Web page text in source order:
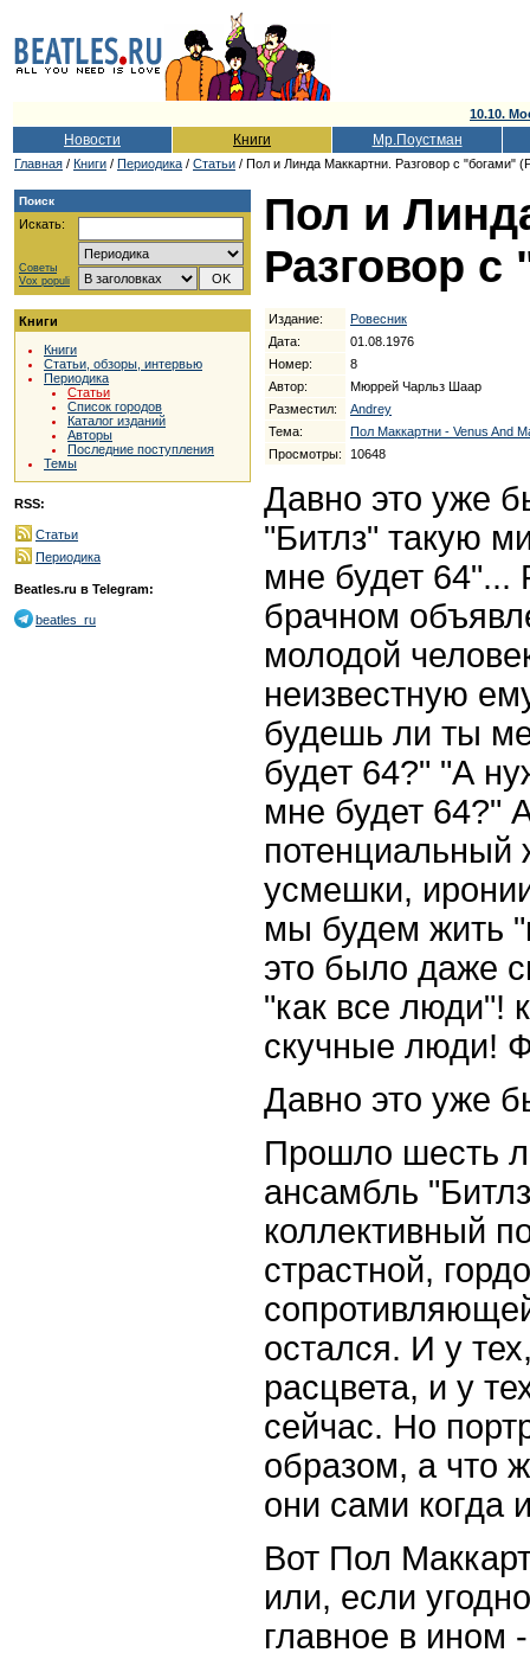
10.10.
Новости Книги Мр.Поустман
Главная / Книги / Периодика / Статьи / Пол и Линда Маккартни. Разговор с "богами"
Поиск
Искать:
Советы
Vox populi
Книги
Книги
Статьи, обзоры, интервью
Периодика
Статьи
Список городов
Каталог изданий
Авторы
Последние поступления
Темы
RSS:
Статьи
Периодика
Beatles.ru в Telegram:
beatles_ru
Пол и
Разговор с
Издание:
Ровесник
Дата:
01.08.1976
Номер:
8
Автор:
Мюррей Чарльз Шаар
Разместил:
Andrey
Тема:
Пол Маккартни - Venus And
Просмотры:
10648
Давно это уже
"Битлз" такую
мне будет
брачном
молодой
неизвестную
будешь ли ты
будет 64?" "А
мне будет 64?"
потенциальный
усмешки,
мы будем жить
это было даже
"как все люди"!
скучные люди!
Давно это уже
Прошло шесть
ансамбль
коллективный
страстной,
остался. И у
расцвета, и у
сейчас. Но
образом, а что
они сами когда
Вот Пол
или, если
главное в ином